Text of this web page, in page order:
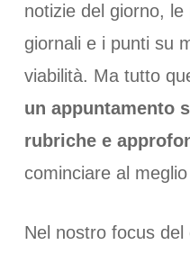
notizie del giorno,
giornali e i punti su
viabilità. Ma tutto
un appuntamento
rubriche e
cominciare al
Nel nostro focus